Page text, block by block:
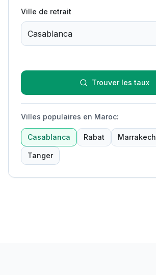
Ville de retrait
Trouver les taux
Villes populaires en Maroc:
Casablanca Rabat Marrakech
Tanger